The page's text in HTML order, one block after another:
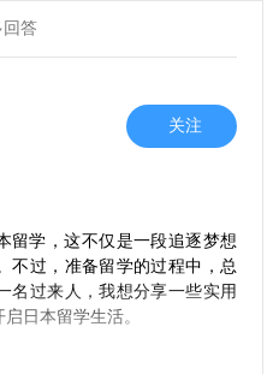
回答
关注
留学，这不仅是一段追逐梦想
不过，准备留学的过程中，总
名过来人，我想分享一些实用
日本留学生活。